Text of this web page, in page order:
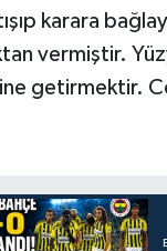
karara
vermiştir.
getirmektir.